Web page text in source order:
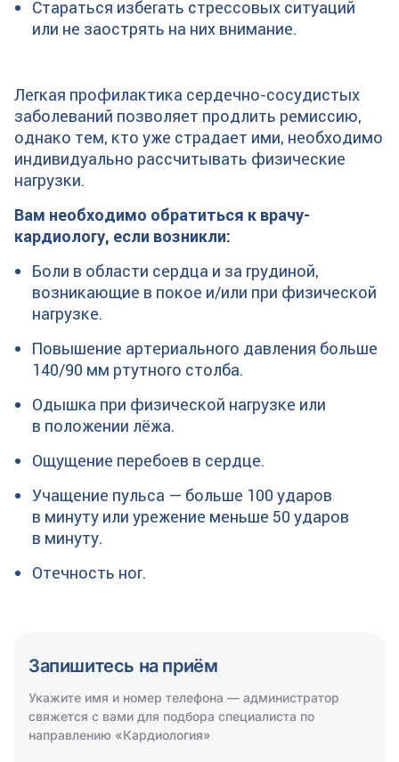
Стараться избегать стрессовых ситуаций
или не заострять на них внимание.
Легкая профилактика сердечно-сосудистых
заболеваний позволяет продлить ремиссию,
однако тем, кто уже страдает ими, необходимо
индивидуально рассчитывать физические
нагрузки.
Вам необходимо обратиться к врачу-
кардиологу, если возникли:
Боли в области сердца и за грудиной,
возникающие в покое и/или при физической
нагрузке.
Повышение артериального давления больше
140/90 мм ртутного столба.
Одышка при физической нагрузке или
в положении лёжа.
Ощущение перебоев в сердце.
Учащение пульса — больше 100 ударов
в минуту или урежение меньше 50 ударов
в минуту.
Отечность ног.
Запишитесь на приём
Укажите имя и номер телефона — администратор
свяжется с вами для подбора специалиста по
направлению «Кардиология»